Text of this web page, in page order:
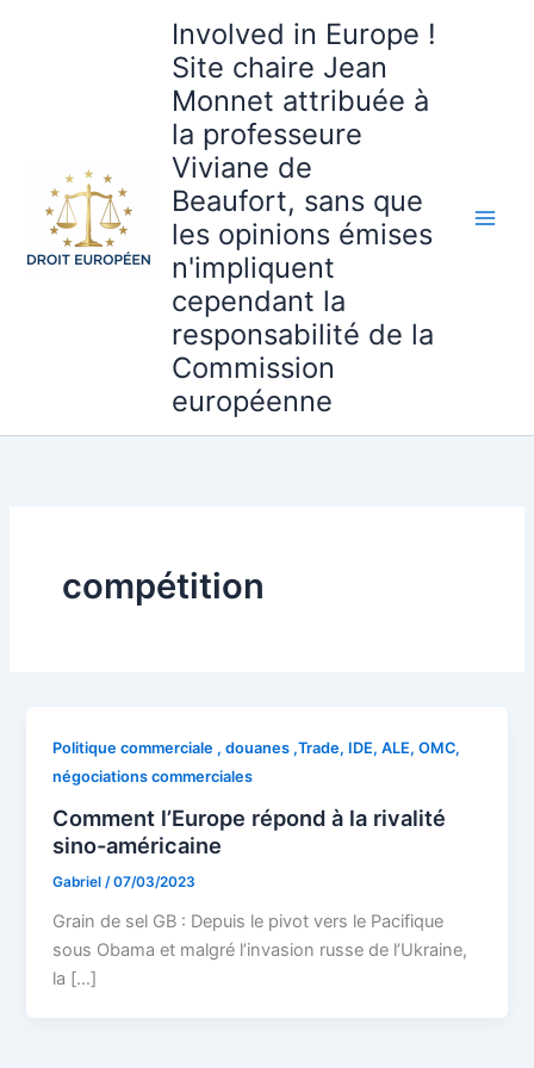
Involved in Europe !
Site chaire Jean
Monnet attribuée à
la professeure
Viviane de
Beaufort, sans que
les opinions émises
n'impliquent
cependant la
responsabilité de la
Commission
européenne
compétition
Politique commerciale , douanes ,Trade, IDE, ALE, OMC,
négociations commerciales
Comment l’Europe répond à la rivalité
sino-américaine
Gabriel /07/03/2023
Grain de sel GB : Depuis le pivot vers le Pacifique
sous Obama et malgré l’invasion russe de l’Ukraine,
la […]